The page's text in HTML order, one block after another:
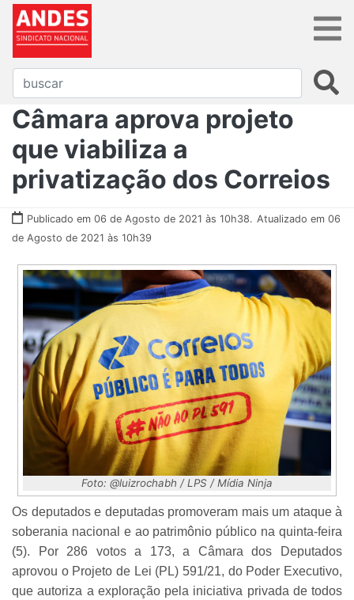
​​​​​​​Câmara aprova projeto
que viabiliza a
privatização dos Correios
Publicado em 06 de Agosto de 2021 às 10h38. Atualizado em 06
de Agosto de 2021 às 10h39
Foto: @luizrochabh / LPS / Mídia Ninja
Os deputados e deputadas promoveram mais um ataque à
soberania nacional e ao patrimônio público na quinta-feira
(5). Por 286 votos a 173, a Câmara dos Deputados
aprovou o Projeto de Lei (PL) 591/21, do Poder Executivo,
que autoriza a exploração pela iniciativa privada de todos